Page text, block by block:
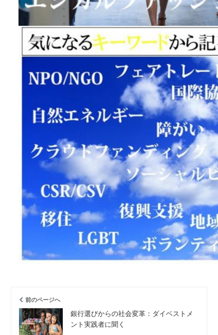
前のページへ
銀行選びからの社会変革：ダイベストメ
ント実践者に聞く